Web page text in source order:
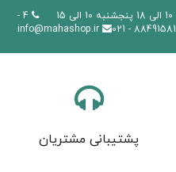
4 -
88491581 - 021
info@mahashop.ir
پشتیبانی مشتریان